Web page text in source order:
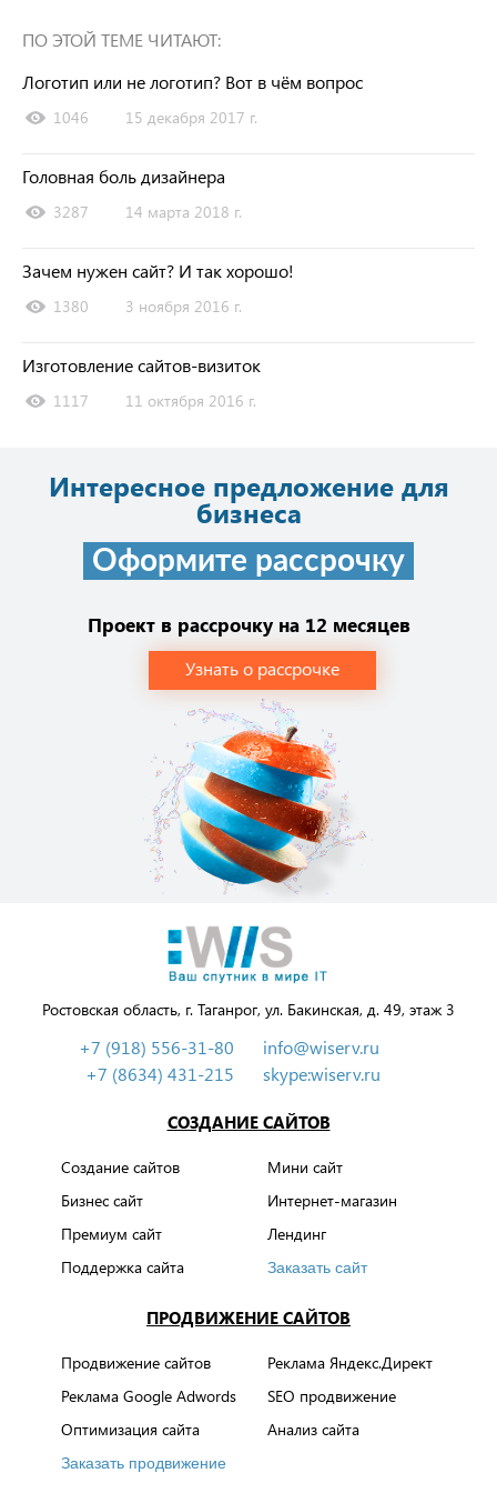
ПО ЭТОЙ ТЕМЕ ЧИТАЮТ:
Логотип или не логотип? Вот в чём вопрос
1046 15 декабря 2017 г.
Головная боль дизайнера
3287 14 марта 2018 г.
Зачем нужен сайт? И так хорошо!
1380 3 ноября 2016 г.
Изготовление сайтов-визиток
1117 11 октября 2016 г.
Интересное предложение для
бизнеса
Оформите рассрочку
Проект в рассрочку на 12 месяцев
Узнать о рассрочке
Ростовская область, г. Таганрог, ул. Бакинская, д. 49, этаж 3
+7 (918) 556-31-80
+7 (8634) 431-215
info@wiserv.ru
skype:wiserv.ru
СОЗДАНИЕ САЙТОВ
Создание сайтов
Мини сайт
Бизнес сайт
Интернет-магазин
Премиум сайт
Лендинг
Поддержка сайта
Заказать сайт
ПРОДВИЖЕНИЕ САЙТОВ
Продвижение сайтов
Реклама Яндекс.Директ
Реклама Google Adwords
SEO продвижение
Оптимизация сайта
Анализ сайта
Заказать продвижение